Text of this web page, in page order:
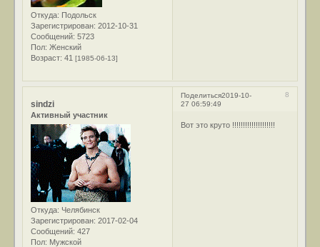
Откуда: Подольск
Зарегистрирован: 2012-10-31
Сообщений: 5723
Пол: Женский
Возраст: 41[1985-06-13]
Поделиться 8
2019-10-
27 06:59:49
sindzi
Активный участник
Откуда: Челябинск
Зарегистрирован: 2017-02-04
Сообщений: 427
Пол: Мужской
Вот это круто !!!!!!!!!!!!!!!!!!!!